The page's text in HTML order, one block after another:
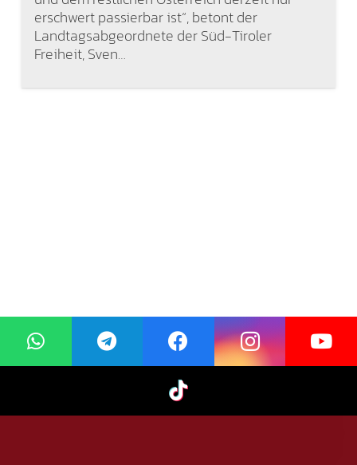
erschwert passierbar ist“, betont der
Landtagsabgeordnete der Süd-Tiroler
Freiheit, Sven…